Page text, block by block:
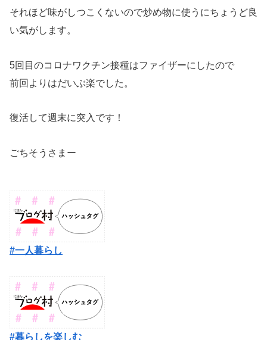
それほど味がしつこくないので炒め物に使うにちょうど良
い気がします。
5回目のコロナワクチン接種はファイザーにしたので
前回よりはだいぶ楽でした。
復活して週末に突入です！
ごちそうさまー
#一人暮らし
#暮らしを楽しむ